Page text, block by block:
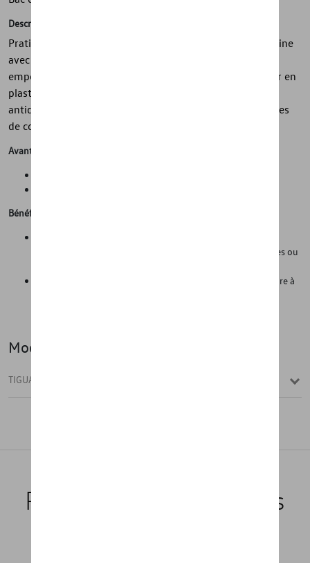
Description
Pratique et robuste, le tapis de coffre Volkswagen d'origine
avec lettrage Touran protège le coffre de la saleté et
empêche les charges transportées de glisser. Le loadliner en
plastique s'adapte parfaitement et est lavable et
antidérapant. Le rebord périphérique empêche les liquides
de couler sur le plancher du véhicule.
Avantages
Bénéfices
bagages de se salir lorsqu'on transporte des objets humides ou
Grâce à sa légèreté, il peut être facilement retiré de la voiture à
Modèle(s)
TIGUAN ALLSPACE
Produits recommandés